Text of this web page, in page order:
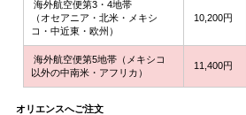
海外航空便第3・4地帯
（オセアニア・北米・メキシ
コ・中近東・欧州）
10,200円
海外航空便第5地帯（メキシコ
以外の中南米・アフリカ）
11,400円
オリエンスへご注文